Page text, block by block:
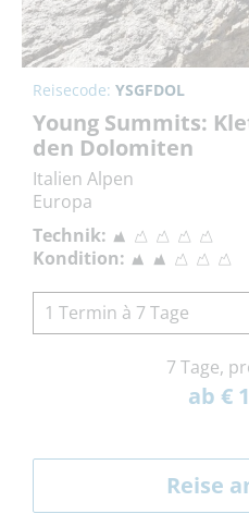
Reisecode: YSGFDOL
Young Summits:
den Dolomiten
Italien Alpen
Europa
Technik:
Kondition:
1 Termin à 7 Tage
7 Tage,
ab €
Reise